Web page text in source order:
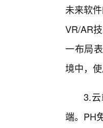
未来软
VR/AR
一布局
境中，
3.
端。PH